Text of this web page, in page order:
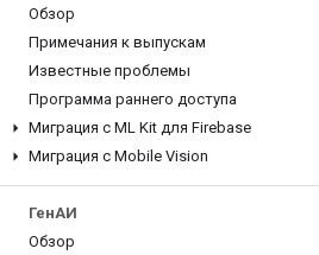
Обзор
Примечания к выпускам
Известные проблемы
Программа раннего доступа
Миграция с ML Kit для Firebase
Миграция с Mobile Vision
ГенАИ
Обзор